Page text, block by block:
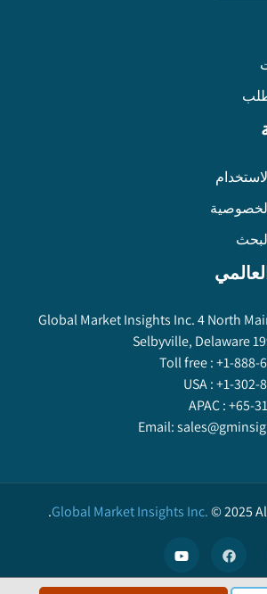
Global Market Insights Inc. 4 North
Selbyville, Delaware
Toll free :+1-888-
USA :+1-302-
APAC :+65-
Email:
Global Market Insights Inc.©2025